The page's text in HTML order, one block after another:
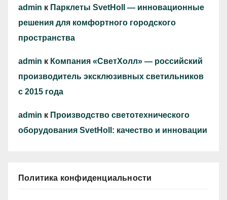
admin к Парклеты SvetHoll — инновационные
решения для комфортного городского
пространства
admin к Компания «СветХолл» — российский
производитель эксклюзивных светильников
с 2015 года
admin к Производство светотехнического
оборудования SvetHoll: качество и инновации
Политика конфиденциальности